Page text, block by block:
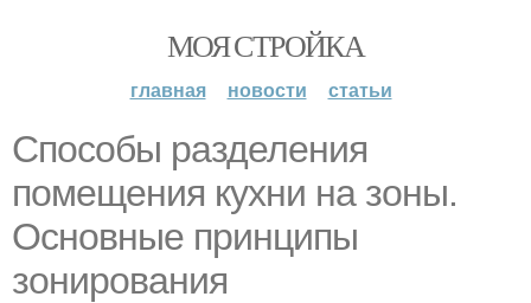
МОЯ СТРОЙКА
главная новости статьи
Способы разделения
помещения кухни на зоны.
Основные принципы
зонирования